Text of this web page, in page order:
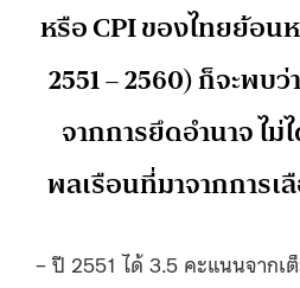
หรือ CPI ของไทยย้อน
2551 – 2560) ก็จะพบ
จากการยึดอำนาจ ไม่
พลเรือนที่มาจากการ
– ปี 2551 ได้ 3.5 คะแนนจาก